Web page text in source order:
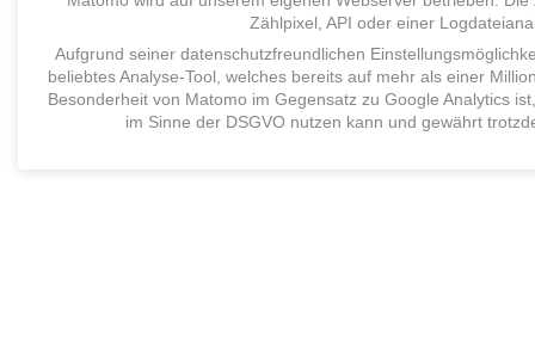
Zählpixel, API oder einer
Aufgrund seiner datenschutzfreundlichen
beliebtesAnalyse-Tool , welches bereits auf mehr als einer
Besonderheit von Matomo im Gegensatz zu Google Analytics
im Sinne der DSGVO nutzen kann und gewährt